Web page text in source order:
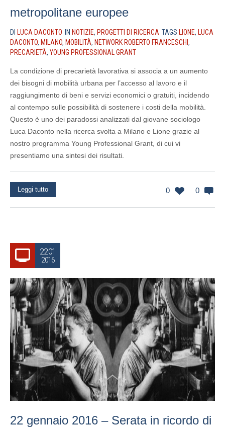
metropolitane europee
DI LUCA DACONTO IN NOTIZIE, PROGETTI DI RICERCA TAGS LIONE,
LUCA
DACONTO, MILANO, MOBILITÀ, NETWORK ROBERTO FRANCESCHI ,
PRECARIETÀ, YOUNG PROFESSIONAL GRANT
La condizione di precarietà lavorativa si associa a un aumento
dei bisogni di mobilità urbana per l’accesso al lavoro e il
raggiungimento di beni e servizi economici o gratuiti, incidendo
al contempo sulle possibilità di sostenere i costi della mobilità.
Questo è uno dei paradossi analizzati dal giovane sociologo
Luca Daconto nella ricerca svolta a Milano e Lione grazie al
nostro programma Young Professional Grant, di cui vi
presentiamo una sintesi dei risultati.
0 0
Leggi tutto
22.01
2016
22 gennaio 2016 – Serata in ricordo di